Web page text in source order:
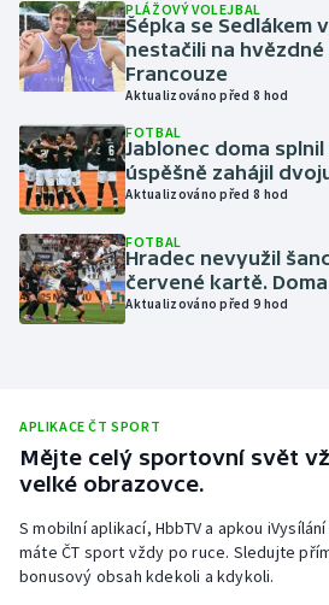
Lezení
Lyže a snowboard
Moderní pětiboj
Motorsport
Olympijské hry
Parasport
Plážový volejbal
Ragby
Rychlobruslení
Rychlostní kanoistika
PLÁŽOVÝ VOLEJBAL
Šépka se Sedlákem
nestačili na hvězdné
Francouze
Aktualizováno před 8 hod
FOTBAL
Jablonec doma
úspěšně zahájil
Aktualizováno před 8 hod
FOTBAL
Hradec nevyužil
červené kartě.
Aktualizováno před 9 hod
APLIKACE ČT SPORT
Mějte celý sportovní svět
velké obrazovce.
S mobilní aplikací, HbbTV a apkou
máte ČT sport vždy po ruce. Sledujte
bonusový obsah kdekoli a kdykoli.